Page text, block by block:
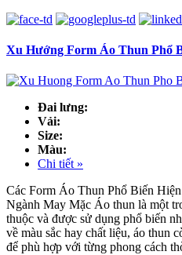
Xu Hướng Form Áo Thun Phổ
Đai lưng:
Vải:
Size:
Màu:
Chi tiết »
Các Form Áo Thun Phổ Biến
Ngành May Mặc Áo thun là một
thuộc và được sử dụng phổ biến
về màu sắc hay chất liệu, áo thun
để phù hợp với từng phong cách